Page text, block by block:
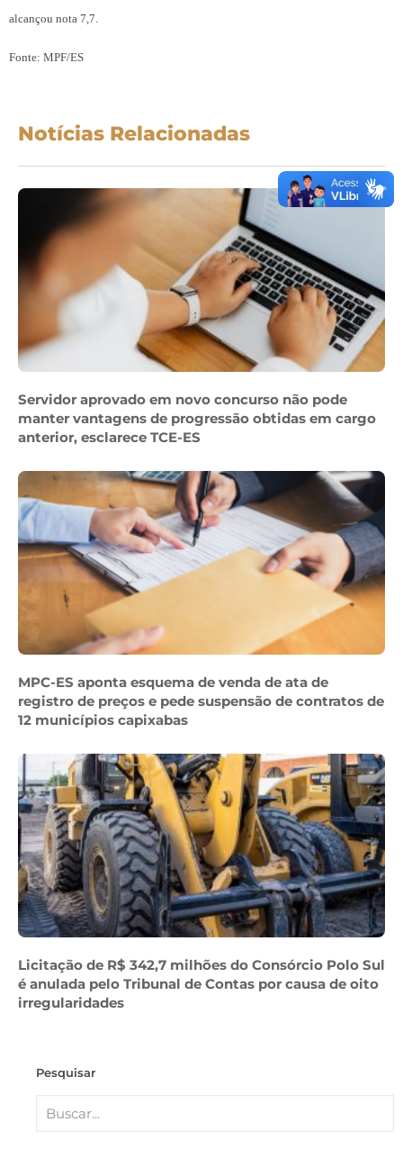
alcançou nota 7,7.
Fonte: MPF/ES
Notícias Relacionadas
Servidor aprovado em novo concurso não pode
manter vantagens de progressão obtidas em cargo
anterior, esclarece TCE-ES
MPC-ES aponta esquema de venda de ata de
registro de preços e pede suspensão de contratos de
12 municípios capixabas
Licitação de R$ 342,7 milhões do Consórcio Polo Sul
é anulada pelo Tribunal de Contas por causa de oito
irregularidades
Pesquisar